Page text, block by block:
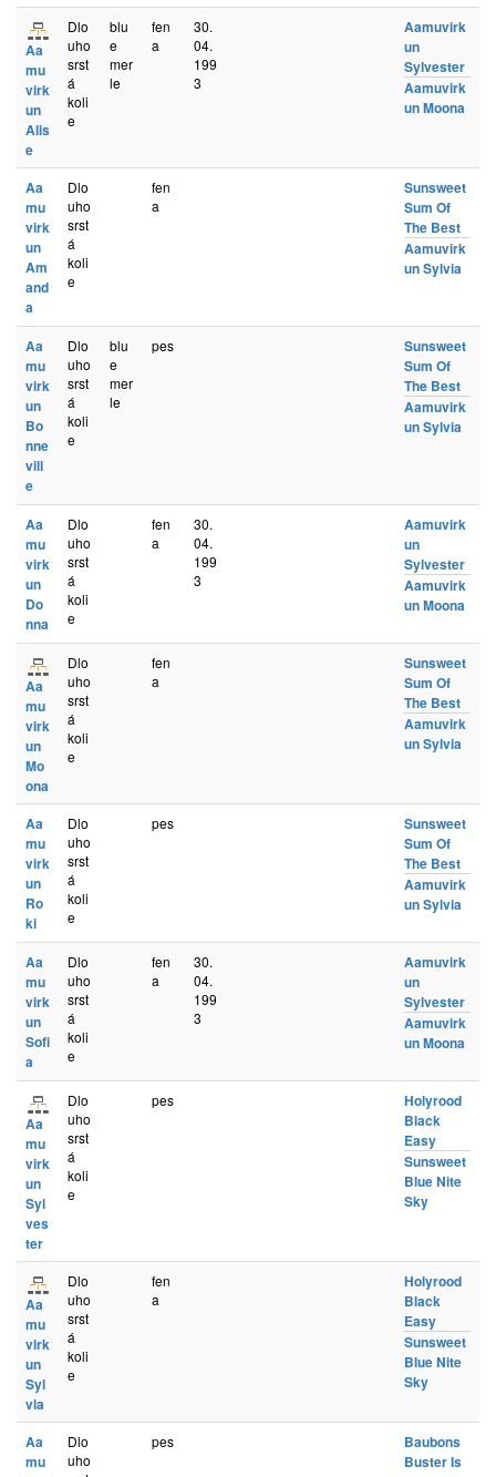
Aa
mu
virk
un
Alis
e
Dlo
uho
srst
á
koli
e
blu
e
mer
le
fen
a
30.
04.
199
3
Aamuvirk
un
Sylvester
Aamuvirk
un Moona
Aa
mu
virk
un
Am
and
a
Dlo
uho
srst
á
koli
e
fen
a
Sunsweet
Sum Of
The Best
Aamuvirk
un Sylvia
Aa
mu
virk
un
Bo
nne
vill
e
Dlo
uho
srst
á
koli
e
blu
e
mer
le
pes
Sunsweet
Sum Of
The Best
Aamuvirk
un Sylvia
Aa
mu
virk
un
Do
nna
Dlo
uho
srst
á
koli
e
fen
a
30.
04.
199
3
Aamuvirk
un
Sylvester
Aamuvirk
un Moona
Aa
mu
virk
un
Mo
ona
Dlo
uho
srst
á
koli
e
fen
a
Sunsweet
Sum Of
The Best
Aamuvirk
un Sylvia
Aa
mu
virk
un
Ro
ki
Dlo
uho
srst
á
koli
e
pes
Sunsweet
Sum Of
The Best
Aamuvirk
un Sylvia
Aa
mu
virk
un
Sofi
a
Dlo
uho
srst
á
koli
e
fen
a
30.
04.
199
3
Aamuvirk
un
Sylvester
Aamuvirk
un Moona
Aa
mu
virk
un
Syl
ves
ter
Dlo
uho
srst
á
koli
e
pes
Holyrood
Black
Easy
Sunsweet
Blue Nite
Sky
Aa
mu
virk
un
Syl
via
Dlo
uho
srst
á
koli
e
fen
a
Holyrood
Black
Easy
Sunsweet
Blue Nite
Sky
Aa
mu
Dlo
uho
pes
Baubons
Buster Is